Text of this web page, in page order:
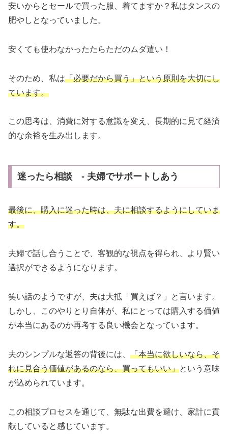
安いからとセールで買った服、着てますか？私はタンスの
肥やしとなっていました。
安くても使わなかったたらただのムダ遣い！
そのため、私は「必要だから買う」という原則を大切にし
ています。
この思考は、消費に対する意識を変え、長期的に見て経済
的な余裕を生み出します。
迷ったら相談 - 夫婦でサポートしあう
最後に、購入に迷った時は、夫に相談するようにしていま
す。
夫婦で話し合うことで、客観的な視点を得られ、より賢い
選択ができるようになります。
笑い話のようですが、夫は大抵「買えば？」と言います。
しかし、このやりとり自体が、私にとっては購入する価値
が本当にあるのか再考する良い機会となっています。
夫のシンプルな返答の背後には、 「本当に欲しいなら、そ
れに見合う価値があるのなら、買ってもいい」という意味
が込められています。
この相談プロセスを通じて、無駄な出費を避け、家計に貢
献していると感じています。